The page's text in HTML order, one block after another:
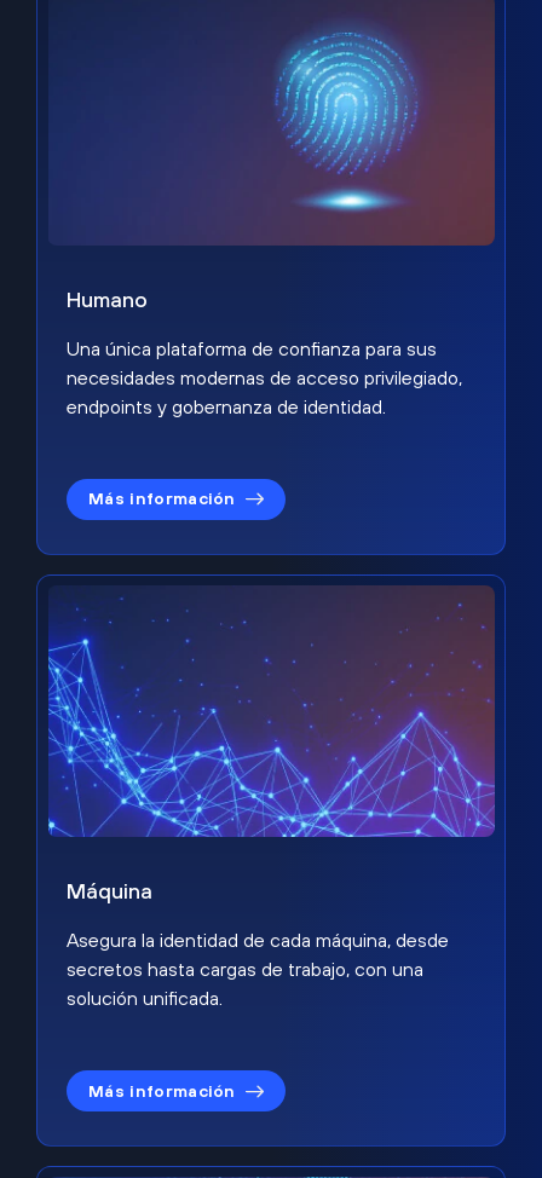
Humano
Una única plataforma de confianza para sus
necesidades modernas de acceso privilegiado,
endpoints y gobernanza de identidad.
Más información
Máquina
Asegura la identidad de cada máquina, desde
secretos hasta cargas de trabajo, con una
solución unificada.
Más información